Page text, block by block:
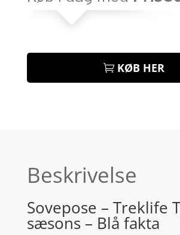
KØB HER
Beskrivelse
Sovepose – Treklife
sæsons – Blå fakta